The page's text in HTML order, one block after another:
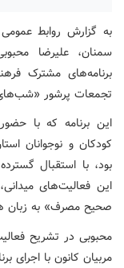
به گزارش روابط
سمنان، علیرضا
برنامه‌های مشترک
تجمعات پرشور «شب‌های
این برنامه که با
کودکان و نوجوانان
بود، با استقبال
این فعالیت‌های
صحیح مصرف» به زبان
محبوبی در تشریح
مربیان کانون با اجرای